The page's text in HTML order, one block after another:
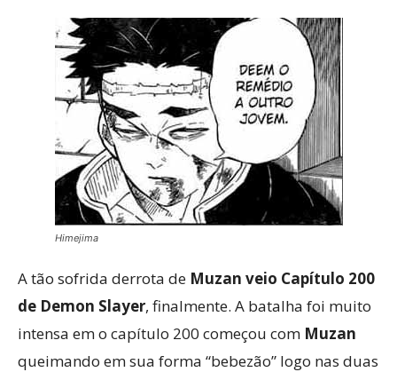
Himejima
A tão sofrida derrota de Muzan veio Capítulo 200
de Demon Slayer, finalmente. A batalha foi muito
intensa em o capítulo 200 começou com Muzan
queimando em sua forma “bebezão” logo nas duas